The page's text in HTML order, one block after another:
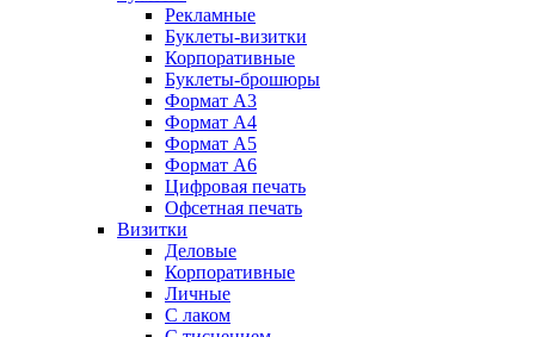
Рекламные
Буклеты-визитки
Корпоративные
Буклеты-брошюры
Формат А3
Формат А4
Формат А5
Формат А6
Цифровая печать
Офсетная печать
Визитки
Деловые
Корпоративные
Личные
С лаком